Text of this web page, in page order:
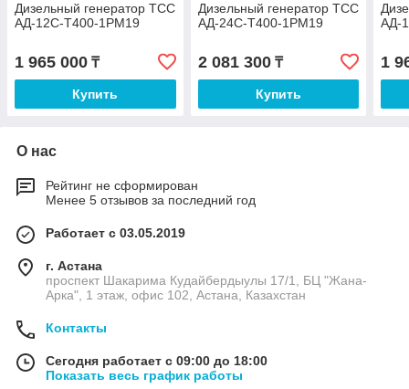
Дизельный генератор ТСС
АД-12С-Т400-1РМ19
1 965 000 ₸
Купить
Дизельный генератор ТСС
АД-24С-Т400-1РМ19
2 081 300₸
Купить
АД-
1
О нас
Рейтинг не сформирован
Менее 5 отзывов за последний год
Работает с 03.05.2019
г. Астана
проспект Шакарима Кудайбердыулы 17/1, БЦ "Жана-
Арка", 1 этаж, офис 102, Астана, Казахстан
Контакты
Сегодня работает с 09:00 до 18:00
Показать весь график работы